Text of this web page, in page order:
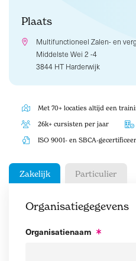
Plaats
Multifunctioneel Zalen- en
Middelste Wei 2 -4
3844 HT Harderwijk
Met 70+ locaties altijd een
26k+ cursisten per jaar
ISO 9001- en SBCA-
Zakelijk Particulier
Organisatiegegevens
Organisatienaam